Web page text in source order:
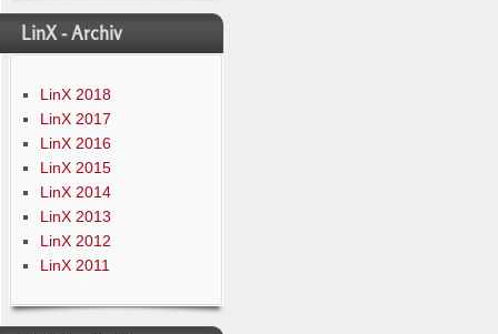
LinX - Archiv
LinX 2018
LinX 2017
LinX 2016
LinX 2015
LinX 2014
LinX 2013
LinX 2012
LinX 2011